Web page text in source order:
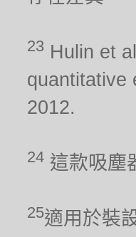
23 Hulin et
quantitative
2012.
24 這款吸塵
25適用於裝